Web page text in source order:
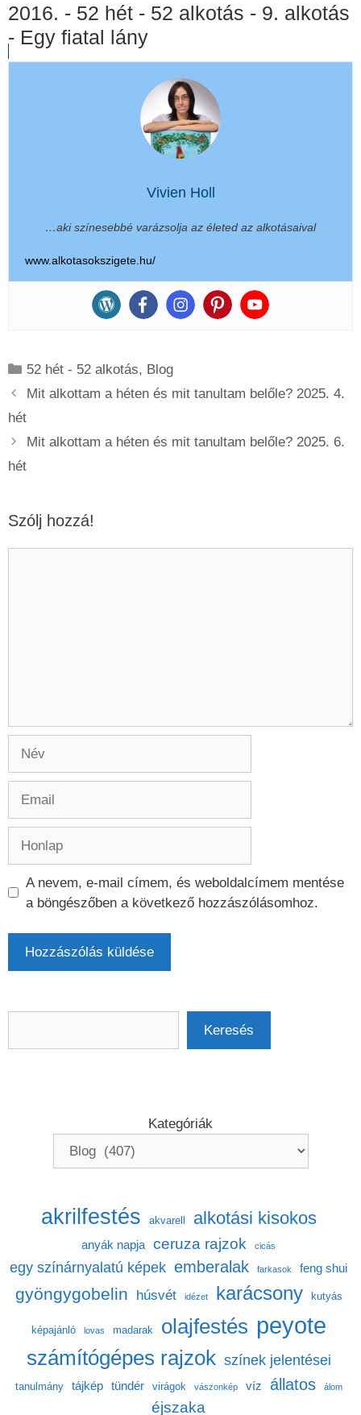
2016. - 52 hét - 52 alkotás - 9. alkotás
- Egy fiatal lány
Vivien Holl
…aki színesebbé varázsolja az életed az alkotásaival
www.alkotasokszigete.hu/
Kategória
52 hét - 52 alkotás, Blog
Mit alkottam a héten és mit tanultam belőle? 2025. 4.
hét
Mit alkottam a héten és mit tanultam belőle? 2025. 6.
hét
Szólj hozzá!
A nevem, e-mail címem, és weboldalcímem mentése
a böngészőben a következő hozzászólásomhoz.
Keresés
Kategóriák
akrilfestés akvarell alkotási kisokos
anyák napja ceruza rajzok cicás
egy színárnyalatú képek emberalak farkasok feng shui
gyöngygobelin húsvét idézet karácsony kutyás
képajánló lovas madarak olajfestés peyote
számítógépes rajzok színek jelentései
tanulmány tájkép tündér virágok vászonkép víz állatos álom
éjszaka